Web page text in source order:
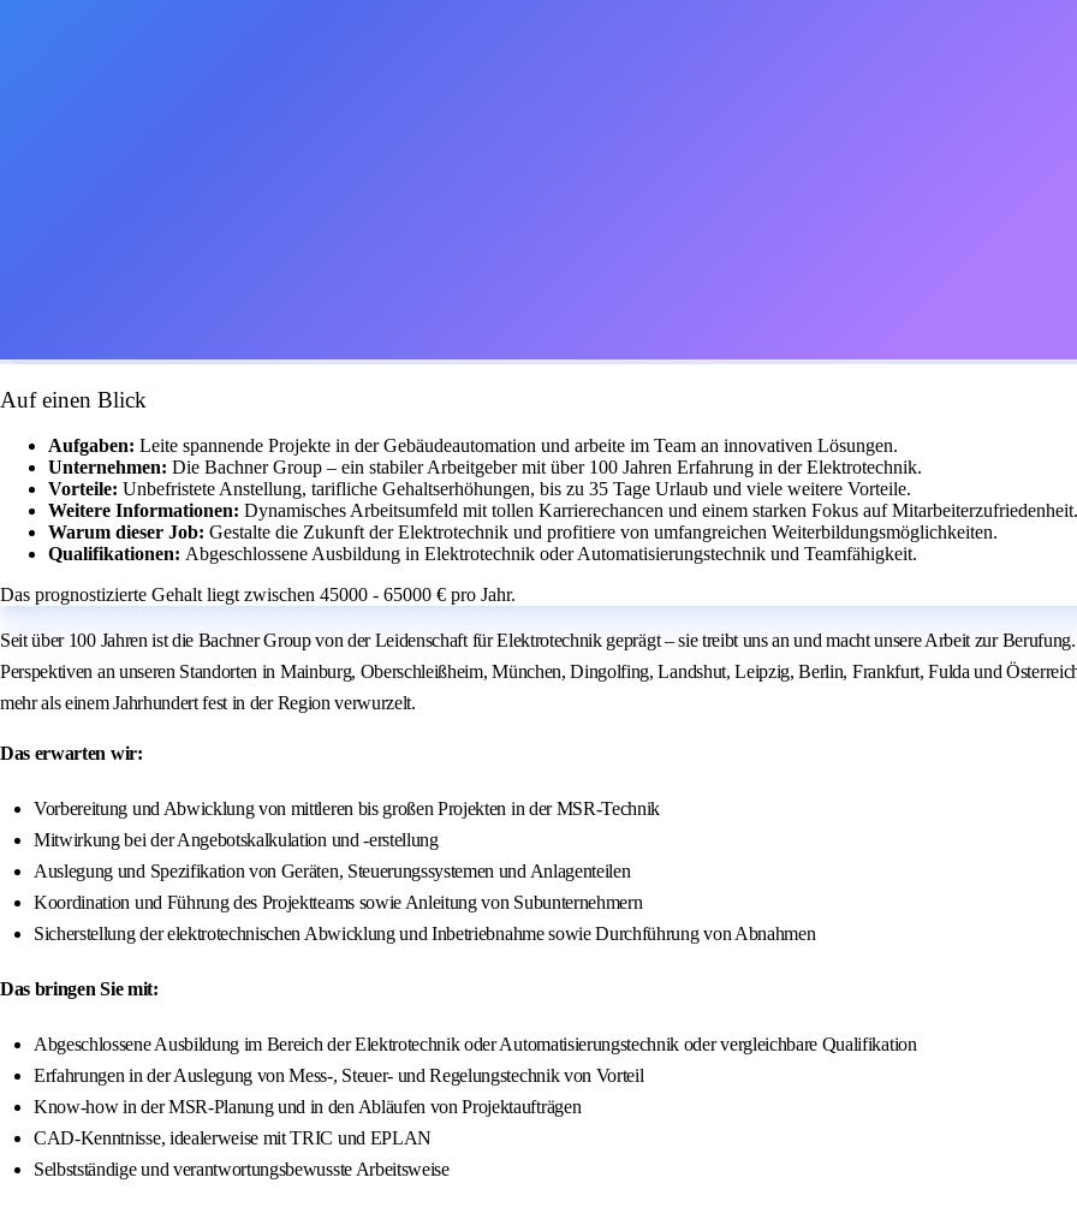
Auf einen Blick
Aufgaben: Leite spannende Projekte in der Gebäudeautomation und arbeite im Team an innovativen Lösungen.
Unternehmen: Die Bachner Group – ein stabiler Arbeitgeber mit über 100 Jahren Erfahrung in der Elektrotechnik.
Vorteile: Unbefristete Anstellung, tarifliche Gehaltserhöhungen, bis zu 35 Tage Urlaub und viele weitere Vorteile.
Weitere Informationen: Dynamisches Arbeitsumfeld mit tollen Karrierechancen und einem starken Fokus auf Mitarbeiterzufriedenheit.
Warum dieser Job: Gestalte die Zukunft der Elektrotechnik und profitiere von umfangreichen Weiterbildungsmöglichkeiten.
Qualifikationen: Abgeschlossene Ausbildung in Elektrotechnik oder Automatisierungstechnik und Teamfähigkeit.
Das prognostizierte Gehalt liegt zwischen 45000 - 65000 € pro Jahr.
Seit über 100 Jahren ist die Bachner Group von der Leidenschaft für Elektrotechnik geprägt – sie treibt uns an und macht unsere Arbeit zur
Perspektiven an unseren Standorten in Mainburg, Oberschleißheim, München, Dingolfing, Landshut, Leipzig, Berlin, Frankfurt, Fulda und
mehr als einem Jahrhundert fest in der Region verwurzelt.
Das erwarten wir:
Vorbereitung und Abwicklung von mittleren bis großen Projekten in der MSR-Technik
Mitwirkung bei der Angebotskalkulation und -erstellung
Auslegung und Spezifikation von Geräten, Steuerungssystemen und Anlagenteilen
Koordination und Führung des Projektteams sowie Anleitung von Subunternehmern
Sicherstellung der elektrotechnischen Abwicklung und Inbetriebnahme sowie Durchführung von Abnahmen
Das bringen Sie mit:
Abgeschlossene Ausbildung im Bereich der Elektrotechnik oder Automatisierungstechnik oder vergleichbare Qualifikation
Erfahrungen in der Auslegung von Mess-, Steuer- und Regelungstechnik von Vorteil
Know-how in der MSR-Planung und in den Abläufen von Projektaufträgen
CAD-Kenntnisse, idealerweise mit TRIC und EPLAN
Selbstständige und verantwortungsbewusste Arbeitsweise